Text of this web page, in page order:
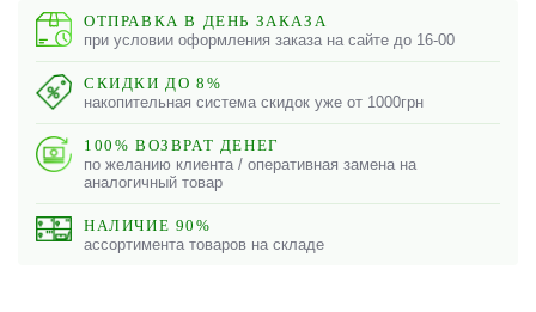
ОТПРАВКА В ДЕНЬ ЗАКАЗА
при условии оформления заказа на сайте до 16-00
СКИДКИ ДО 8%
накопительная система скидок уже от 1000грн
100% ВОЗВРАТ ДЕНЕГ
по желанию клиента / оперативная замена на
аналогичный товар
НАЛИЧИЕ 90%
ассортимента товаров на складе